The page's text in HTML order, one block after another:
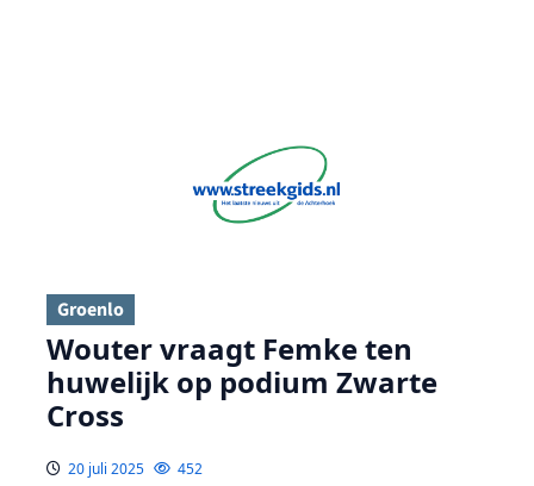
Groenlo
Wouter vraagt Femke ten
huwelijk op podium Zwarte
Cross
20 juli 2025 452